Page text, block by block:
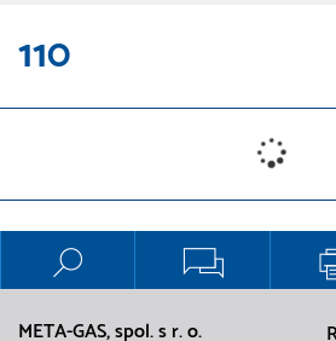
110
META-GAS, spol. s r. o.